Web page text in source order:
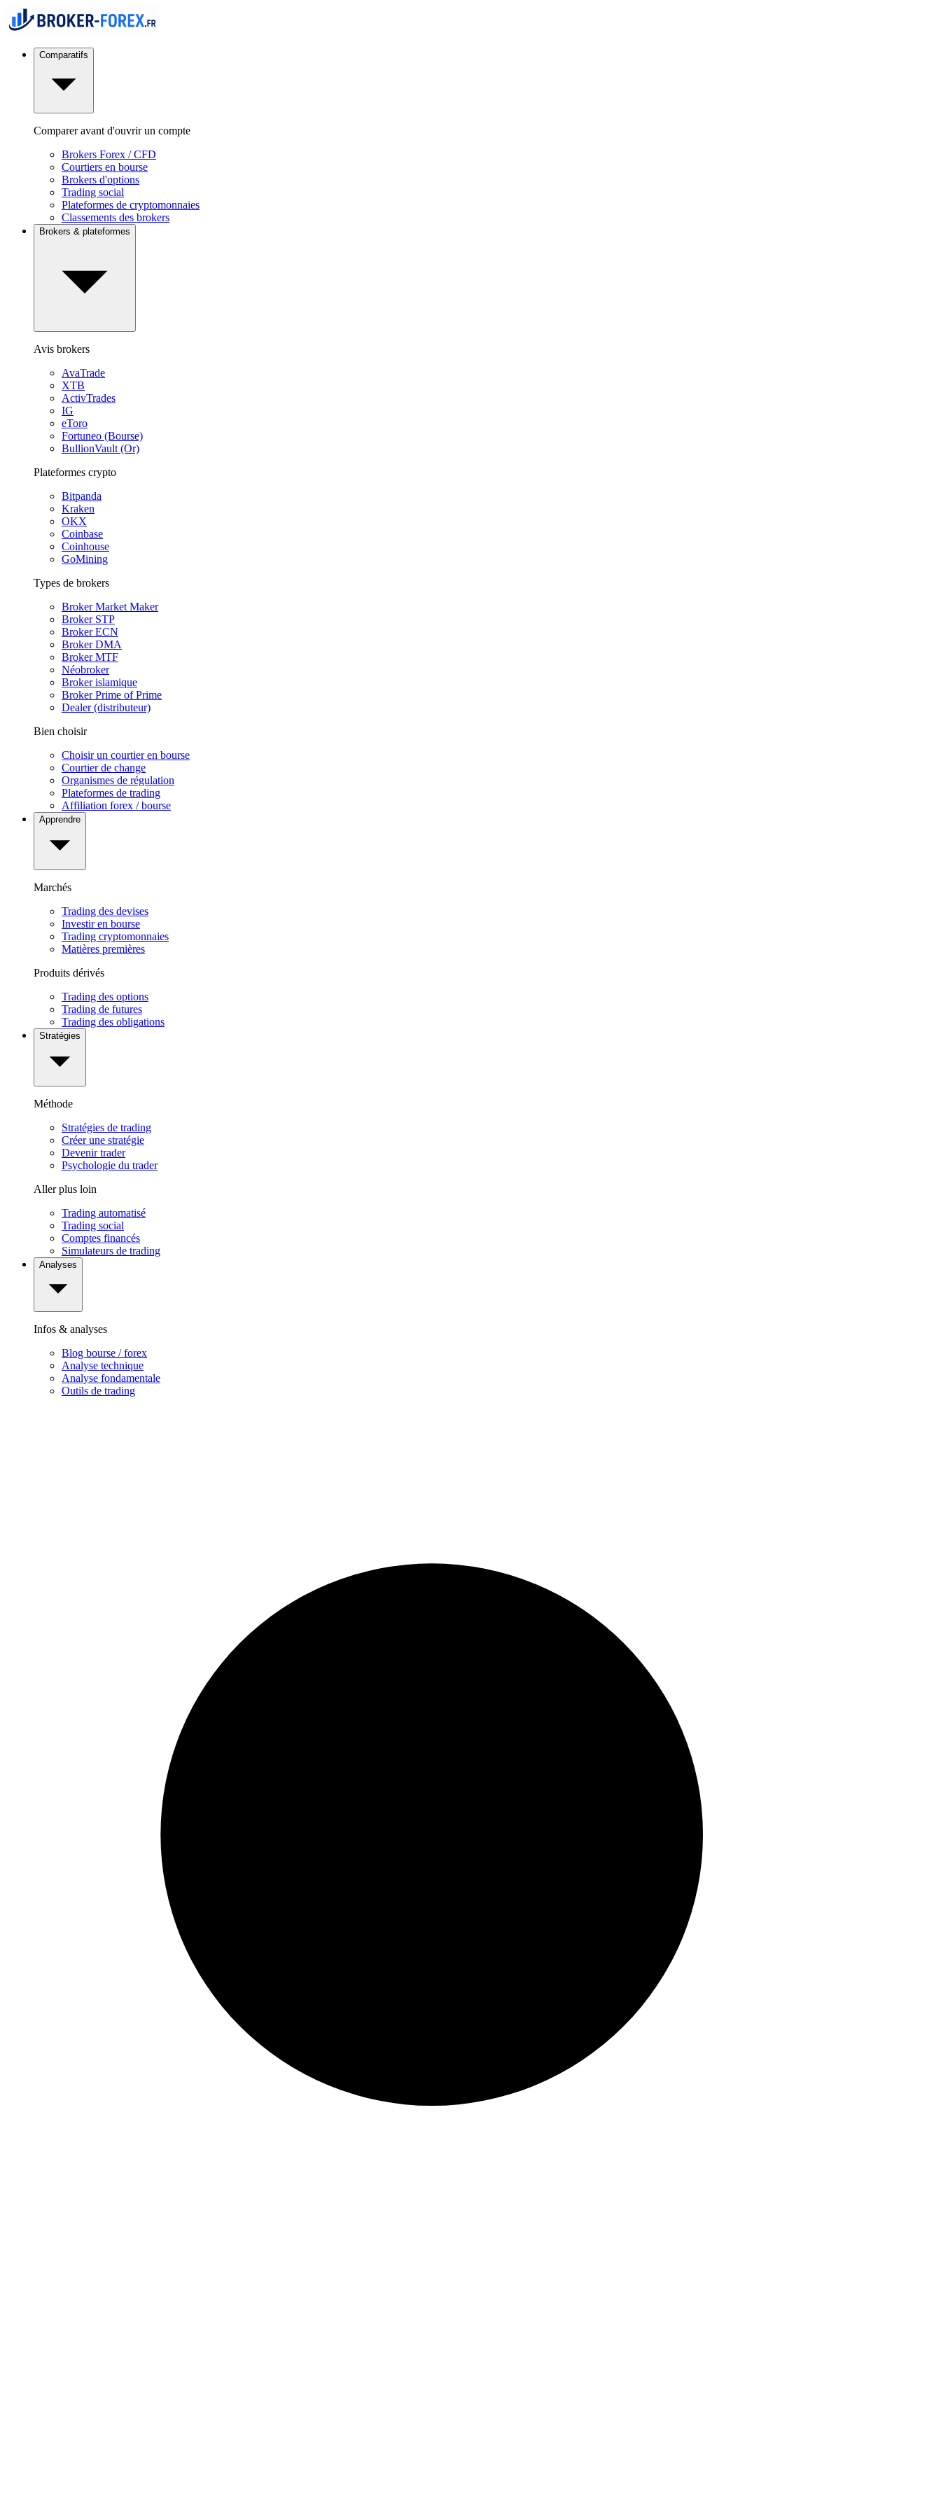
Comparatifs
Comparer avant d'ouvrir un compte
Brokers Forex / CFD
Courtiers en bourse
Brokers d'options
Trading social
Plateformes de cryptomonnaies
Classements des brokers
Brokers & plateformes
Avis brokers
AvaTrade
XTB
ActivTrades
IG
eToro
Fortuneo (Bourse)
BullionVault (Or)
Plateformes crypto
Bitpanda
Kraken
OKX
Coinbase
Coinhouse
GoMining
Types de brokers
Broker Market Maker
Broker STP
Broker ECN
Broker DMA
Broker MTF
Néobroker
Broker islamique
Broker Prime of Prime
Dealer (distributeur)
Bien choisir
Choisir un courtier en bourse
Courtier de change
Organismes de régulation
Plateformes de trading
Affiliation forex / bourse
Apprendre
Marchés
Trading des devises
Investir en bourse
Trading cryptomonnaies
Matières premières
Produits dérivés
Trading des options
Trading de futures
Trading des obligations
Stratégies
Méthode
Stratégies de trading
Créer une stratégie
Devenir trader
Psychologie du trader
Aller plus loin
Trading automatisé
Trading social
Comptes financés
Simulateurs de trading
Analyses
Infos & analyses
Blog bourse / forex
Analyse technique
Analyse fondamentale
Outils de trading